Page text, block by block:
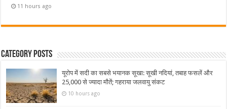
11 hours ago
Category Posts
यूरोप में सदी का सबसे भयानक सूखा: सूखी नदियां, तबाह फसलें और
25,000 से ज्यादा मौतें; गहराया जलवायु संकट
10 hours ago